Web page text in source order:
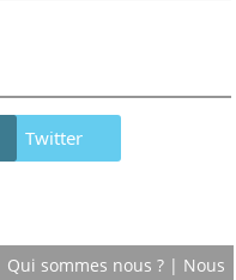
Twitter
Qui sommes nous ? | Nous